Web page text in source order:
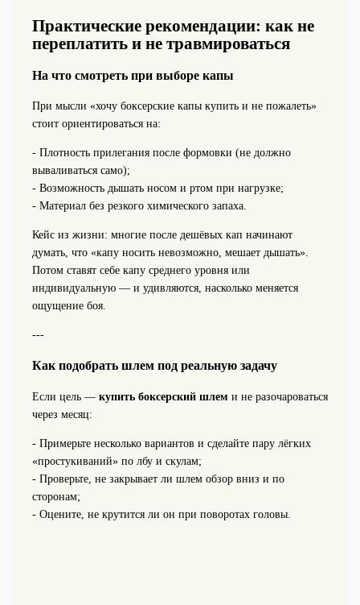
Практические рекомендации: как не
переплатить и не травмироваться
На что смотреть при выборе капы
При мысли «хочу боксерские капы купить и не пожалеть»
стоит ориентироваться на:
- Плотность прилегания после формовки (не должно
вываливаться само);
- Возможность дышать носом и ртом при нагрузке;
- Материал без резкого химического запаха.
Кейс из жизни: многие после дешёвых кап начинают
думать, что «капу носить невозможно, мешает дышать».
Потом ставят себе капу среднего уровня или
индивидуальную — и удивляются, насколько меняется
ощущение боя.
---
Как подобрать шлем под реальную задачу
Если цель — купить боксерский шлем и не разочароваться
через месяц:
- Примерьте несколько вариантов и сделайте пару лёгких
«простукиваний» по лбу и скулам;
- Проверьте, не закрывает ли шлем обзор вниз и по
сторонам;
- Оцените, не крутится ли он при поворотах головы.